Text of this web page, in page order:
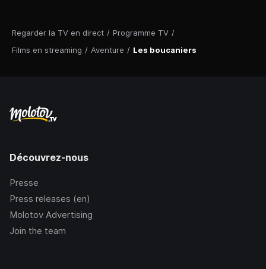
Regarder la TV en direct / Programme TV /
Films en streaming / Aventure / Les boucaniers
Découvrez-nous
Presse
Press releases (en)
Molotov Advertising
Join the team